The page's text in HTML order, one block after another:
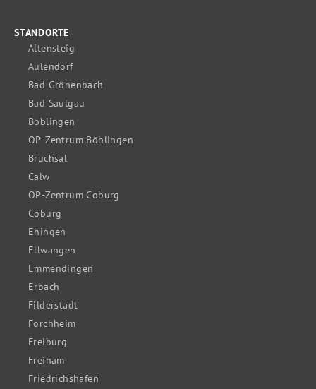
STANDORTE
Altensteig
Aulendorf
Bad Grönenbach
Bad Saulgau
Böblingen
OP-Zentrum Böblingen
Bruchsal
Calw
OP-Zentrum Coburg
Coburg
Ehingen
Ellwangen
Emmendingen
Erbach
Filderstadt
Forchheim
Freiburg
Freiham
Friedrichshafen